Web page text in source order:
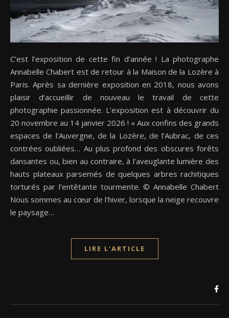
C’est l’exposition de cette fin d’année ! La photographe
Annabelle Chabert est de retour à la Maison de la Lozère à
Paris. Après sa dernière exposition en 2018, nous avons
plaisir d’accueillir de nouveau le travail de cette
photographie passionnée. L’exposition est à découvrir du
20 novembre au 14 janvier 2026 ! « Aux confins des grands
espaces de l’Auvergne, de la Lozère, de l’Aubrac, de ces
contrées oubliées… Au plus profond des obscures forêts
dansantes ou, bien au contraire, à l’aveuglante lumière des
hauts plateaux parsemés de quelques arbres rachitiques
torturés par l’entêtante tourmente. © Annabelle Chabert
Nous sommes au cœur de l’hiver, lorsque la neige recouvre
le paysage…
LIRE L'ARTICLE